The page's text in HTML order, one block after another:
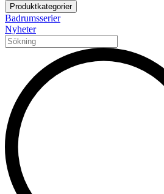
Produktkategorier
Badrumsserier
Nyheter